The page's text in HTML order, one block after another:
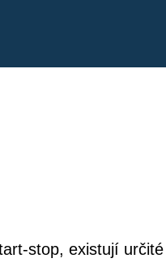
stop, existují určité